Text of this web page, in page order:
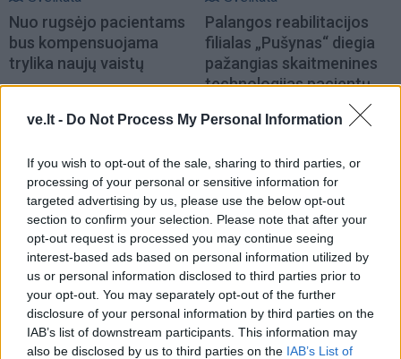
ve.lt - Do Not Process My Personal Information
If you wish to opt-out of the sale, sharing to third parties, or
processing of your personal or sensitive information for
targeted advertising by us, please use the below opt-out
section to confirm your selection. Please note that after your
opt-out request is processed you may continue seeing
interest-based ads based on personal information utilized by
us or personal information disclosed to third parties prior to
your opt-out. You may separately opt-out of the further
disclosure of your personal information by third parties on the
IAB’s list of downstream participants. This information may
also be disclosed by us to third parties on the IAB’s List of
Nuo rugsėjo pacientams
bus kompensuojama
trylika naujų vaistų
Palangos reabilitacijos
filialas „Pušynas“ diegia
pažangias skaitmenines
technologijas pacientų
Sveikata
Manote, kad pavargote?
Gali būti, kad jūsų
organizmui tiesiog
trūksta vandens
Sveikata
Patinusios kojos po
kelionės: dažna vasaros
problema, kuri kartais
slepia daugiau